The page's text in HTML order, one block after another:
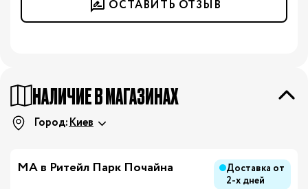
ОСТАВИТЬ ОТЗЫВ
НАЛИЧИЕ В МАГАЗИНАХ
Город:Киев
МА в Ритейл Парк Почайна
Доставка от
2-х дней